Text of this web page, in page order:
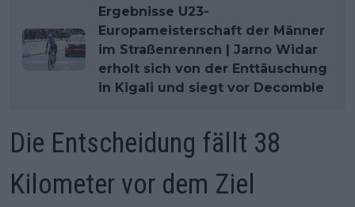
Ergebnisse U23-
Europameisterschaft der Männer
im Straßenrennen | Jarno Widar
erholt sich von der Enttäuschung
in Kigali und siegt vor Decomble
Die Entscheidung fällt 38
Kilometer vor dem Ziel